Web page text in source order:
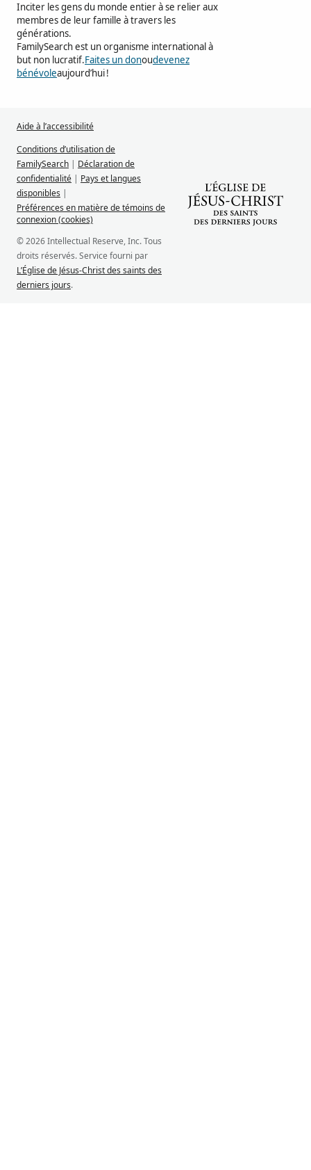
Inciter les gens du monde entier à se relier aux
membres de leur famille à travers les
générations.
FamilySearch est un organisme international à
but non lucratif.Faites un donoudevenez
bénévoleaujourd’hui !
Aide à l’accessibilité
Conditions d’utilisation de
FamilySearch | Déclaration de
confidentialité | Pays et langues
disponibles |
Préférences en matière de témoins de
connexion (cookies)
© 2026 Intellectual Reserve, Inc. Tous
droits réservés. Service fourni par
L’Église de Jésus-Christ des saints des
derniers jours.